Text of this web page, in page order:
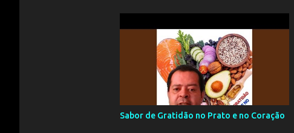
Sabor de Gratidão no Prato e no Coração